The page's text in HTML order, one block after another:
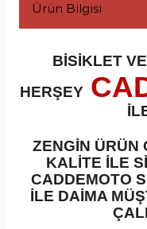
Ürün Bilgisi
BİSİKLET
HERŞEY
ZENGİN ÜRÜN
KALİTE İLE
CADDEMOTO
İLE DAİMA